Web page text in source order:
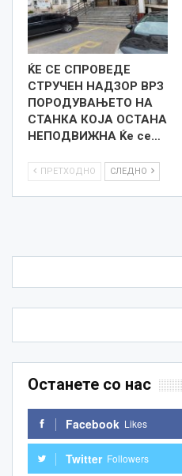
ЌЕ СЕ СПРОВЕДЕ
СТРУЧЕН НАДЗОР ВРЗ
ПОРОДУВАЊЕТО НА
СТАНКА КОЈА ОСТАНА
НЕПОДВИЖНА Ќе се…
ПРЕТХОДНО СЛЕДНО
Останете со нас
Facebook Likes
Twitter Followers